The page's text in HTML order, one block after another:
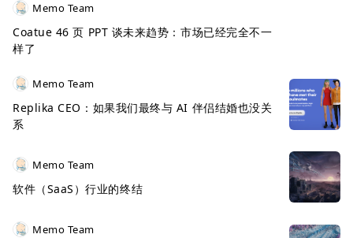
Memo Team
Coatue 46 页 PPT 谈未来趋势：市场已经完全不一
样了
Memo Team
Replika CEO：如果我们最终与 AI 伴侣结婚也没关
系
Memo Team
软件（SaaS）行业的终结
Memo Team